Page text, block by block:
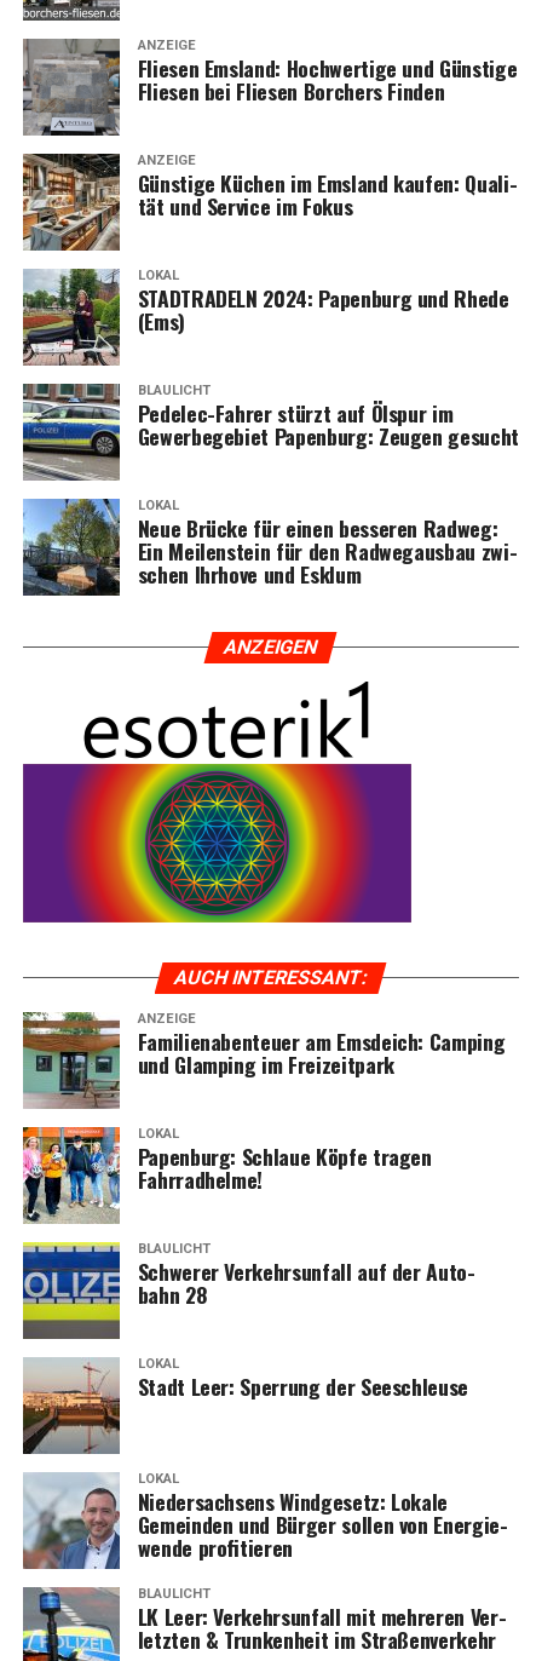
ANZEIGE
Flie­sen Ems­land: Hoch­wer­ti­ge und Güns­ti­ge
Flie­sen bei Flie­sen Bor­chers Finden
ANZEIGE
Güns­ti­ge Küchen im Ems­land kau­fen: Qua­li­
tät und Ser­vice im Fokus
LOKAL
STADTRADELN 2024: Papen­burg und Rhe­de
(Ems)
BLAULICHT
Pedelec-Fah­rer stürzt auf Ölspur im
Gewer­be­ge­biet Papen­burg: Zeu­gen gesucht
LOKAL
Neue Brü­cke für einen bes­se­ren Rad­weg:
Ein Mei­len­stein für den Rad­weg­aus­bau zwi­
schen Ihr­ho­ve und Esklum
ANZEI­GEN
AUCH INTER­ES­SANT:
ANZEIGE
Fami­li­en­aben­teu­er am Ems­deich: Cam­ping
und Glam­ping im Freizeitpark
LOKAL
Papen­burg: Schlaue Köp­fe tra­gen
Fahrradhelme!
BLAULICHT
Schwe­rer Ver­kehrs­un­fall auf der Auto­
bahn 28
LOKAL
Stadt Leer: Sper­rung der Seeschleuse
LOKAL
Nie­der­sach­sens Wind­ge­setz: Loka­le
Gemein­den und Bür­ger sol­len von Ener­gie­
wen­de profitieren
BLAULICHT
LK Leer: Ver­kehrs­un­fall mit meh­re­ren Ver­
letz­ten & Trun­ken­heit im Straßenverkehr